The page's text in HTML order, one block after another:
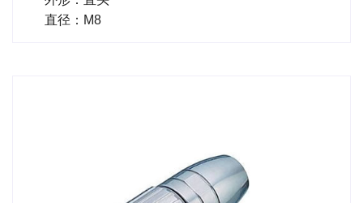
直径：M8